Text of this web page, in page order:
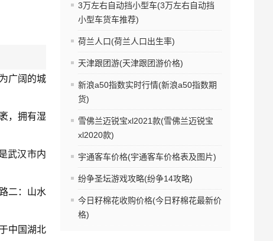
3万左右自动挡小型车(3万左右自动挡
小型车货车推荐)
荷兰人口(荷兰人口出生率)
天津跟团游(天津跟团游价格)
新浪a50指数实时行情(新浪a50指数期
货)
雪佛兰迈锐宝xl2021款(雪佛兰迈锐宝
xl2020款)
宇通客车价格(宇通客车价格表及图片)
纷争圣坛游戏攻略(纷争14攻略)
今日籽棉花收购价格(今日籽棉花最新价
格)
广阔的城
，拥有湿
武汉市内
二：山水
中国湖北